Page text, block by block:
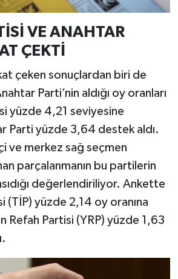
VE ANAHTAR
ÇEKTİ
çeken sonuçlardan biri de
Parti’nin aldığı oy oranları
yüzde 4,21 seviyesine
Parti yüzde 3,64 destek aldı.
ve merkez sağ seçmen
parçalanmanın bu partilerin
değerlendiriliyor. Ankette
(TİP) yüzde 2,14 oy oranına
Refah Partisi (YRP) yüzde 1,63